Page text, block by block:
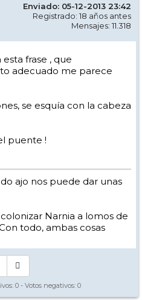
Enviado: 05-12-2013 23:42
Registrado: 18 años antes
Mensajes: 11.318
frase , que
adecuado me parece
se esquía con la cabeza
puente !
ajo nos puede dar unas
Narnia a lomos de
todo, ambas cosas
de extremo a extremo
...
0 - Votos negativos: 0